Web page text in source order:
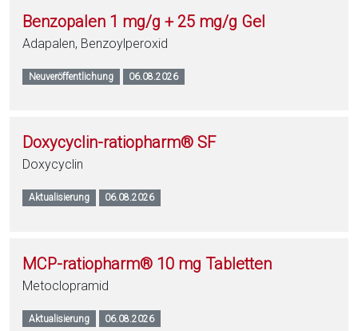
Benzopalen 1 mg/g + 25 mg/g Gel
Adapalen, Benzoylperoxid
Neuveröffentlichung 06.08.2026
Doxycyclin-ratiopharm® SF
Doxycyclin
Aktualisierung 06.08.2026
MCP-ratiopharm® 10 mg Tabletten
Metoclopramid
Aktualisierung 06.08.2026